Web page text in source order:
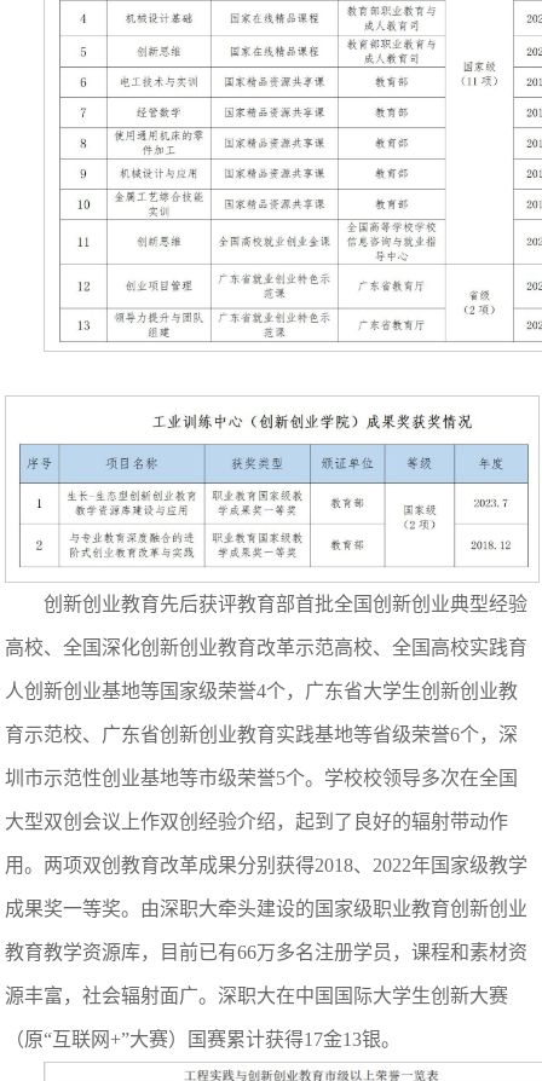
创新创业教育先后获评教育部首批全国创新创业典型经验
高校、全国深化创新创业教育改革示范高校、全国高校实践育
人创新创业基地等国家级荣誉4个，广东省大学生创新创业教
育示范校、广东省创新创业教育实践基地等省级荣誉6个，深
圳市示范性创业基地等市级荣誉5个。学校校领导多次在全国
大型双创会议上作双创经验介绍，起到了良好的辐射带动作
用。两项双创教育改革成果分别获得2018、2022年国家级教学
成果奖一等奖。由深职大牵头建设的国家级职业教育创新创业
教育教学资源库，目前已有66万多名注册学员，课程和素材资
源丰富，社会辐射面广。深职大在中国国际大学生创新大赛
（原“互联网+”大赛）国赛累计获得17金13银。